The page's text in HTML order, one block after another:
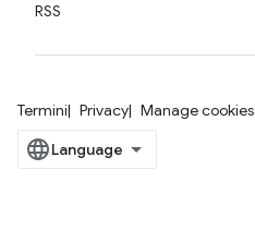
RSS
Termini Privacy Manage cookies